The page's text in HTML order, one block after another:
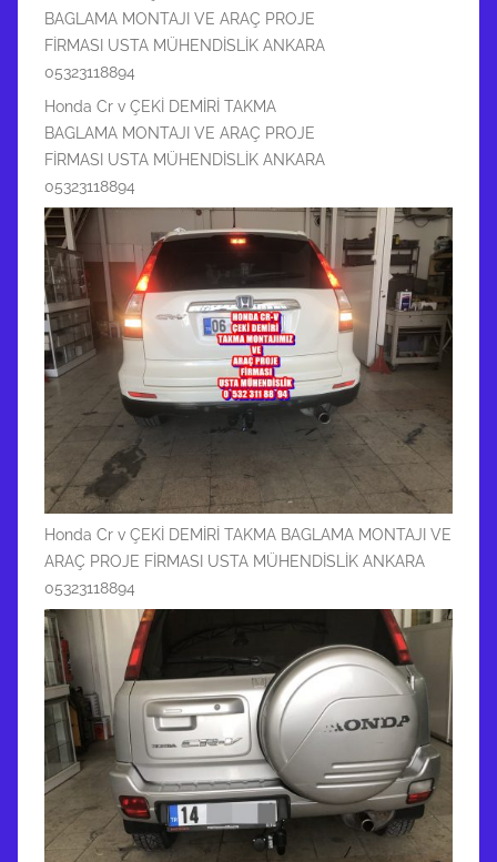
Honda Cr v ÇEKİ DEMİRİ TAKMA
BAGLAMA MONTAJI VE ARAÇ PROJE
FİRMASI USTA MÜHENDİSLİK ANKARA
05323118894
Honda Cr v ÇEKİ DEMİRİ TAKMA BAGLAMA MONTAJI VE
ARAÇ PROJE FİRMASI USTA MÜHENDİSLİK ANKARA
05323118894